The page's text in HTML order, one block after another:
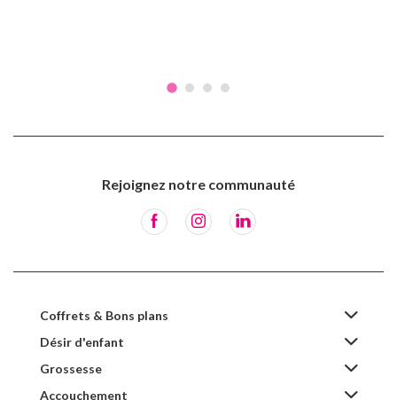
Rejoignez notre communauté
Coffrets & Bons plans
Désir d'enfant
Grossesse
Accouchement